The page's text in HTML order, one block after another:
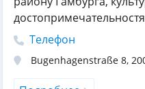
Телефон
Bugenhagenstraße 8,